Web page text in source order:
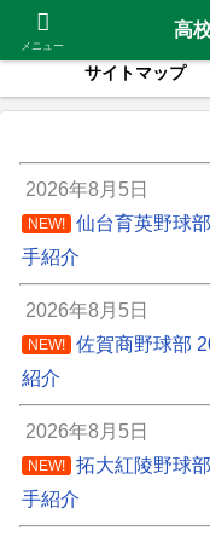
2026夏甲子園出場
サイトマップ
2026年8月5日
NEW!
仙台育英野球
手紹介
2026年8月5日
NEW!
佐賀商野球部
紹介
2026年8月5日
NEW!
拓大紅陵野球
手紹介
メニュー
高